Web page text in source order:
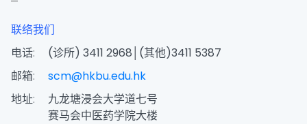
联络我们
电话:
(诊所) 3411 2968│(其他)3411 5387
邮箱:
scm@hkbu.edu.hk
地址:
九龙塘浸会大学道七号
赛马会中医药学院大楼